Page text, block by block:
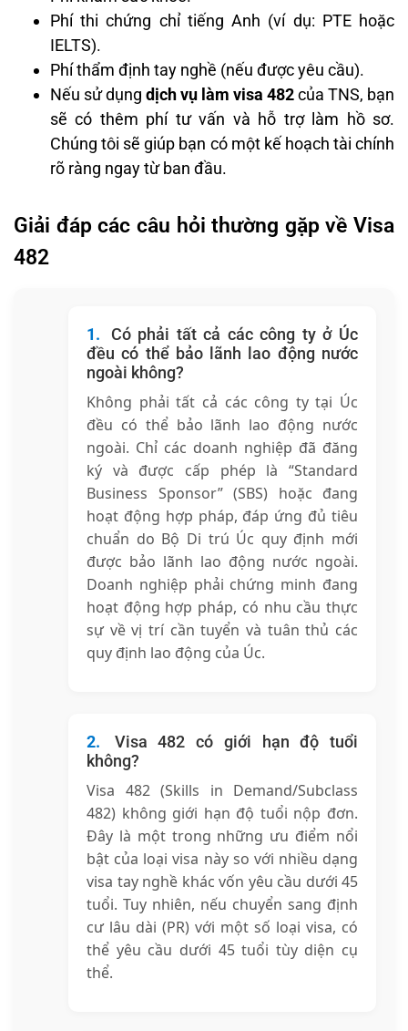
Phí thi chứng chỉ tiếng Anh (ví dụ: PTE hoặc
IELTS).
Phí thẩm định tay nghề (nếu được yêu cầu).
Nếu sử dụng dịch vụ làm visa 482của TNS, bạn
sẽ có thêm phí tư vấn và hỗ trợ làm hồ sơ.
Chúng tôi sẽ giúp bạn có một kế hoạch tài chính
rõ ràng ngay từ ban đầu.
Giải đáp các câu hỏi thường gặp về Visa
482
Có phải tất cả các công ty ở Úc
đều có thể bảo lãnh lao động nước
ngoài không?
Không phải tất cả các công ty tại Úc
đều có thể bảo lãnh lao động nước
ngoài. Chỉ các doanh nghiệp đã đăng
ký và được cấp phép là “Standard
Business Sponsor” (SBS) hoặc đang
hoạt động hợp pháp, đáp ứng đủ tiêu
chuẩn do Bộ Di trú Úc quy định mới
được bảo lãnh lao động nước ngoài.
Doanh nghiệp phải chứng minh đang
hoạt động hợp pháp, có nhu cầu thực
sự về vị trí cần tuyển và tuân thủ các
quy định lao động của Úc.
Visa 482 có giới hạn độ tuổi
không?
Visa 482 (Skills in Demand/Subclass
482) không giới hạn độ tuổi nộp đơn.
Đây là một trong những ưu điểm nổi
bật của loại visa này so với nhiều dạng
visa tay nghề khác vốn yêu cầu dưới 45
tuổi. Tuy nhiên, nếu chuyển sang định
cư lâu dài (PR) với một số loại visa, có
thể yêu cầu dưới 45 tuổi tùy diện cụ
thể.